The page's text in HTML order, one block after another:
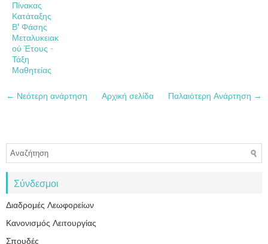
Πίνακας
Κατάταξης
Β' Φάσης
Μεταλυκειακ
ού Έτους -
Τάξη
Μαθητείας
← Νεότερη ανάρτηση Παλαιότερη Ανάρτηση →
Αρχική σελίδα
Σύνδεσμοι
Διαδρομές Λεωφορείων
Κανονισμός Λειτουργίας
Σπουδές